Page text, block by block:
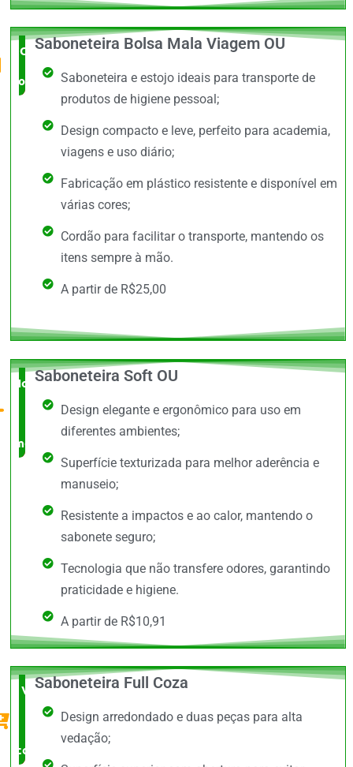
O Mais
completo
Saboneteira Bolsa Mala Viagem OU
Saboneteira e estojo ideais para transporte de
produtos de higiene pessoal;
Design compacto e leve, perfeito para academia,
viagens e uso diário;
Fabricação em plástico resistente e disponível em
várias cores;
Cordão para facilitar o transporte, mantendo os
itens sempre à mão.
A partir de R$25,00
Novidade
no
mercado
Saboneteira Soft OU
Design elegante e ergonômico para uso em
diferentes ambientes;
Superfície texturizada para melhor aderência e
manuseio;
Resistente a impactos e ao calor, mantendo o
sabonete seguro;
Tecnologia que não transfere odores, garantindo
praticidade e higiene.
A partir de R$10,91
Vale a
Pena
comprar
Saboneteira Full Coza
Design arredondado e duas peças para alta
vedação;